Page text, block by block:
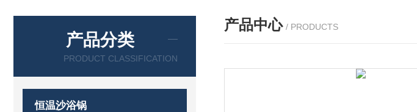
产品分类
PRODUCT CLASSIFICATION
恒温沙浴锅
产品中心 / PRODUCTS